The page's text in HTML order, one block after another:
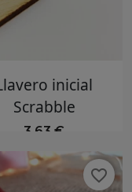
inicial
Scrabble
3,63 €
favorite_border